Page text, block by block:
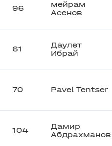
96
мейрам
Асенов
61
Даулет
Ибрай
70 Pavel Tentser
104
Дамир
Абдрахманов